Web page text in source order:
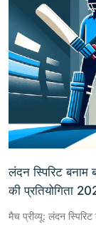
लंदन स्पिरिट बनाम
की प्रतियोगिता
मैच प्रीव्यू: लंदन